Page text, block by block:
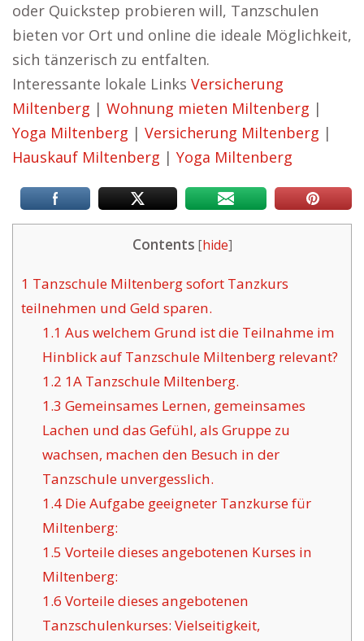
oder Quickstep probieren will, Tanzschulen
bieten vor Ort und online die ideale Möglichkeit,
sich tänzerisch zu entfalten.
Interessante lokale Links Versicherung
Miltenberg | Wohnung mieten Miltenberg |
Yoga Miltenberg | Versicherung Miltenberg |
Hauskauf Miltenberg | Yoga Miltenberg
Contents [hide]
1 Tanzschule Miltenberg sofort Tanzkurs
teilnehmen und Geld sparen.
1.1 Aus welchem Grund ist die Teilnahme im
Hinblick auf Tanzschule Miltenberg relevant?
1.2 1A Tanzschule Miltenberg.
1.3 Gemeinsames Lernen, gemeinsames
Lachen und das Gefühl, als Gruppe zu
wachsen, machen den Besuch in der
Tanzschule unvergesslich.
1.4Die Aufgabe geeigneter Tanzkurse für
Miltenberg:
1.5 Vorteile dieses angebotenen Kurses in
Miltenberg:
1.6 Vorteile dieses angebotenen
Tanzschulenkurses: Vielseitigkeit,